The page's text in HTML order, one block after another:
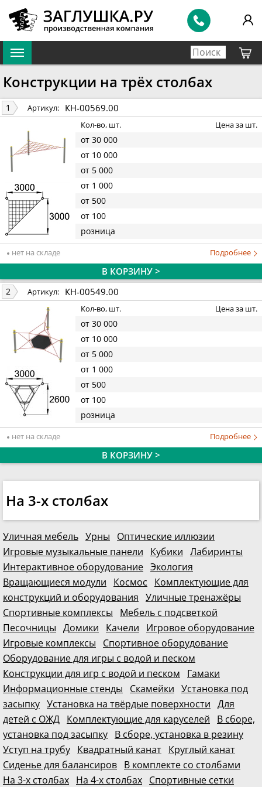
Конструкции на трёх столбах
1 Артикул: КН-00569.00
Кол-во, шт. Цена за шт.
от 30 000
от 10 000
от 5 000
от 1 000
от 500
от 100
розница
нет на складе Подробнее
В КОРЗИНУ >
2 Артикул: КН-00549.00
Кол-во, шт. Цена за шт.
от 30 000
от 10 000
от 5 000
от 1 000
от 500
от 100
розница
нет на складе Подробнее
В КОРЗИНУ >
На 3-х столбах
Уличная мебель Урны
Оптические иллюзии
Игровые музыкальные панели
Кубики Лабиринты
Интерактивное оборудование Экология
Вращающиеся модули
Космос
Комплектующие для
конструкций и оборудования Уличные тренажёры
Спортивные комплексы
Мебель с подсветкой
Песочницы Домики Качели
Игровое оборудование
Игровые комплексы
Спортивное оборудование
Оборудование для игры с водой и песком
Конструкции для игр с водой и песком
Гамаки
Информационные стенды
Скамейки Установка под
засыпку Установка на твёрдые поверхности Для
детей с ОЖД Комплектующие для каруселей
В сборе,
установка под засыпку В сборе, установка в резину
Уступ на трубу Квадратный канат Круглый канат
Сиденье для балансиров В комплекте со столбами
На 3-х столбах На 4-х столбах Спортивные сетки